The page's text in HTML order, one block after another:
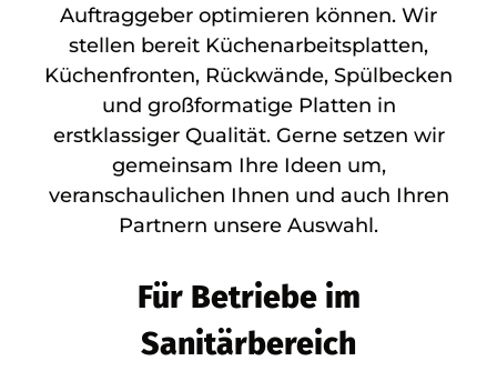
Auftraggeber optimieren können. Wir
stellen bereit Küchenarbeitsplatten,
Küchenfronten, Rückwände, Spülbecken
und großformatige Platten in
erstklassiger Qualität. Gerne setzen wir
gemeinsam Ihre Ideen um,
veranschaulichen Ihnen und auch Ihren
Partnern unsere Auswahl.
Für Betriebe im
Sanitärbereich